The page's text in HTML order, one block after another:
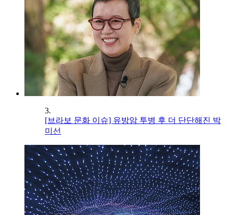
3.
[브라보 문화 이슈] 유방암 투병 후 더 단단해진 박
미선